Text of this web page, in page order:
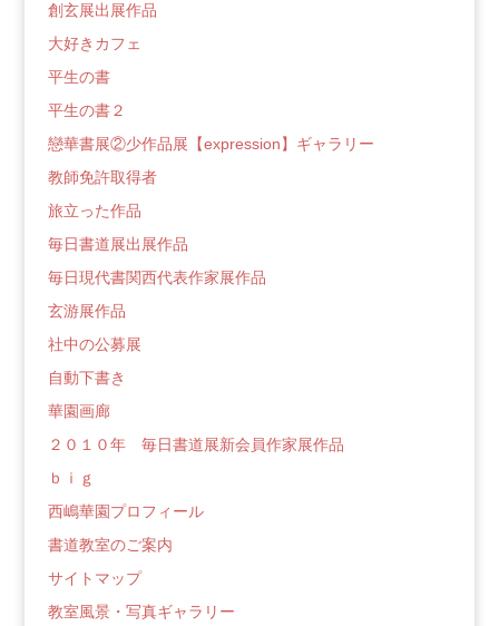
創玄展出展作品
大好きカフェ
平生の書
平生の書２
戀華書展②少作品展【expression】ギャラリー
教師免許取得者
旅立った作品
毎日書道展出展作品
毎日現代書関西代表作家展作品
玄游展作品
社中の公募展
自動下書き
華園画廊
２０１０年 毎日書道展新会員作家展作品
ｂｉｇ
西嶋華園プロフィール
書道教室のご案内
サイトマップ
教室風景・写真ギャラリー